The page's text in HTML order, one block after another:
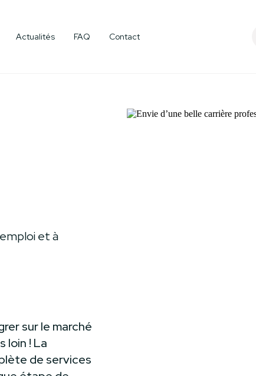
Actualités FAQ Contact
Devenir membre
et à
sur le marché
loin ! La
de services